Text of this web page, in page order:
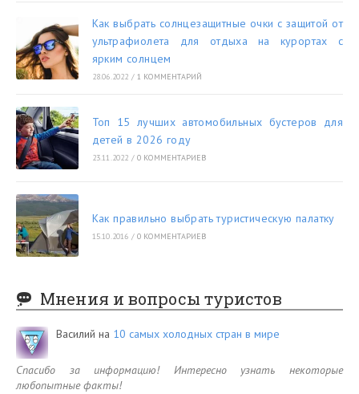
Как выбрать солнцезащитные очки с защитой от
ультрафиолета для отдыха на курортах с
ярким солнцем
28.06.2022 / 1 КОММЕНТАРИЙ
Топ 15 лучших автомобильных бустеров для
детей в 2026 году
23.11.2022 / 0 КОММЕНТАРИЕВ
Как правильно выбрать туристическую палатку
15.10.2016 / 0 КОММЕНТАРИЕВ
Мнения и вопросы туристов
Василий на 10 самых холодных стран в мире
Спасибо за информацию! Интересно узнать некоторые
любопытные факты!